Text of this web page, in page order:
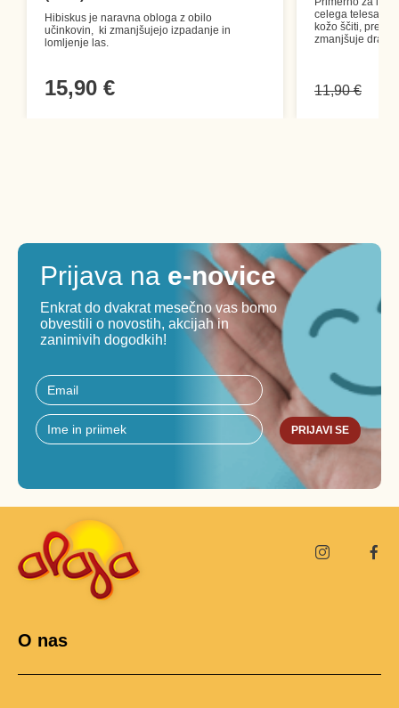
Hibiskus je naravna obloga z obilo
učinkovin, ki zmanjšujejo izpadanje in
lomljenje las.
15,90 €
celega telesa.
kožo ščiti,
zmanjšuje
11,90 €
Prijava na e-novice
Enkrat do dvakrat mesečno vas bomo
obvestili o novostih, akcijah in
zanimivih dogodkih!
PRIJAVI SE
O nas